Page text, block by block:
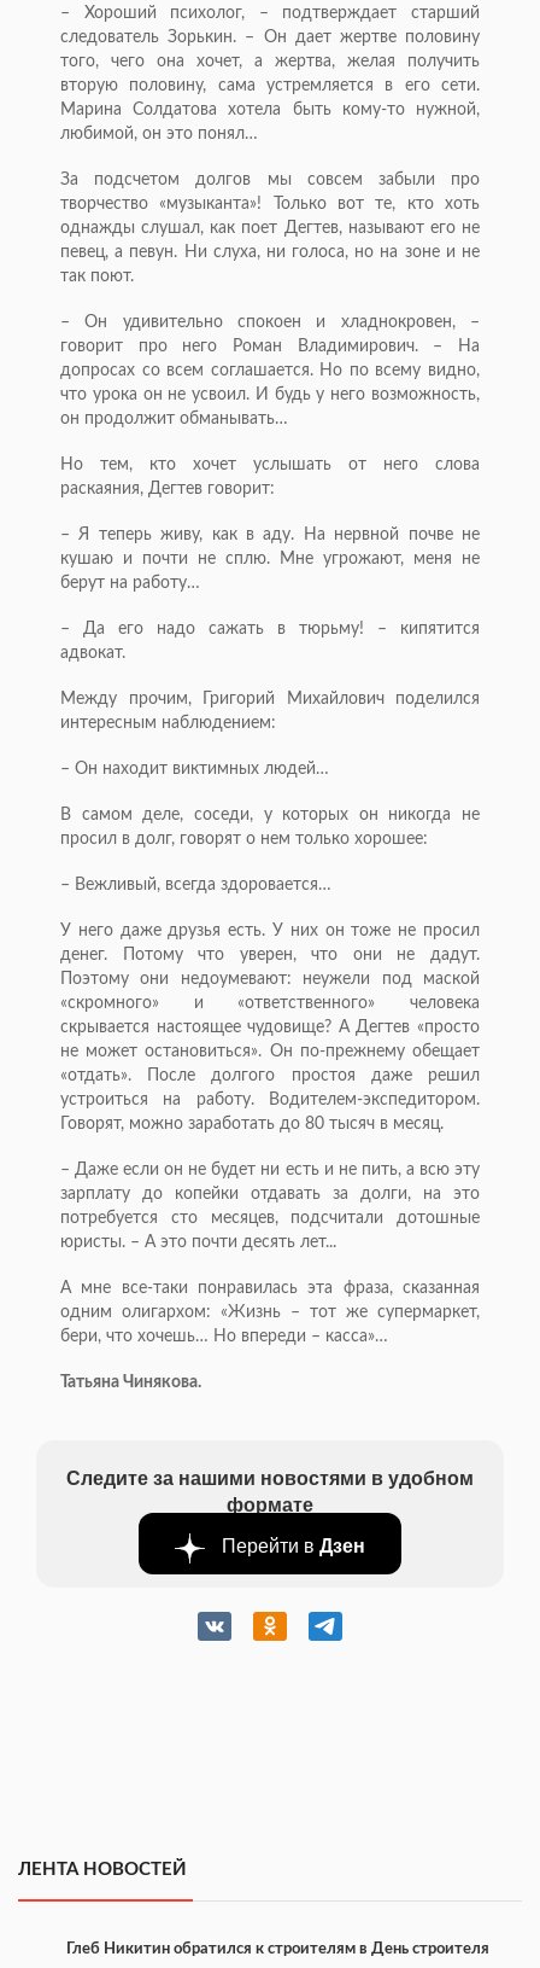
– Хороший психолог, – подтверждает старший
следователь Зорькин. – Он дает жертве половину
того, чего она хочет, а жертва, желая получить
вторую половину, сама устремляется в его сети.
Марина Солдатова хотела быть кому-то нужной,
любимой, он это понял…
За подсчетом долгов мы совсем забыли про
творчество «музыканта»! Только вот те, кто хоть
однажды слушал, как поет Дегтев, называют его не
певец, а певун. Ни слуха, ни голоса, но на зоне и не
так поют.
– Он удивительно спокоен и хладнокровен, –
говорит про него Роман Владимирович. – На
допросах со всем соглашается. Но по всему видно,
что урока он не усвоил. И будь у него возможность,
он продолжит обманывать…
Но тем, кто хочет услышать от него слова
раскаяния, Дегтев говорит:
– Я теперь живу, как в аду. На нервной почве не
кушаю и почти не сплю. Мне угрожают, меня не
берут на работу…
– Да его надо сажать в тюрьму! – кипятится
адвокат.
Между прочим, Григорий Михайлович поделился
интересным наблюдением:
– Он находит виктимных людей…
В самом деле, соседи, у которых он никогда не
просил в долг, говорят о нем только хорошее:
– Вежливый, всегда здоровается…
У него даже друзья есть. У них он тоже не просил
денег. Потому что уверен, что они не дадут.
Поэтому они недоумевают: неужели под маской
«скромного» и «ответственного» человека
скрывается настоящее чудовище? А Дегтев «просто
не может остановиться». Он по-прежнему обещает
«отдать». После долгого простоя даже решил
устроиться на работу. Водителем-экспедитором.
Говорят, можно заработать до 80 тысяч в месяц.
– Даже если он не будет ни есть и не пить, а всю эту
зарплату до копейки отдавать за долги, на это
потребуется сто месяцев, подсчитали дотошные
юристы. – А это почти десять лет...
А мне все-таки понравилась эта фраза, сказанная
одним олигархом: «Жизнь – тот же супермаркет,
бери, что хочешь… Но впереди – касса»…
Татьяна Чинякова.
Следите за нашими новостями в удобном
формате
Перейти в Дзен
ЛЕНТА НОВОСТЕЙ
Глеб Никитин обратился к строителям в День строителя